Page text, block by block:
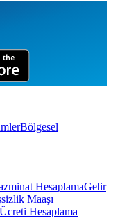
Bölgesel
HesaplamaGelir
Maaşı
Hesaplama